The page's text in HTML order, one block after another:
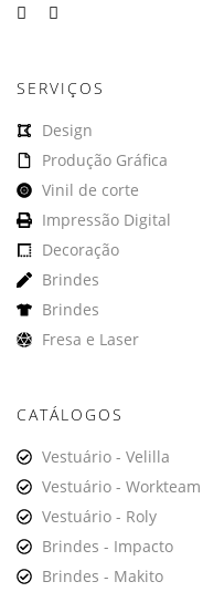
SERVIÇOS
Design
Produção Gráfica
Vinil de corte
Impressão Digital
Decoração
Brindes
Brindes
Fresa e Laser
CATÁLOGOS
Vestuário - Velilla
Vestuário - Workteam
Vestuário - Roly
Brindes - Impacto
Brindes - Makito